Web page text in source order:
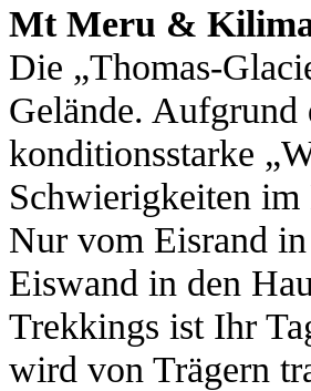
Mt Meru &
Die „Thomas-
Gelände. Aufgrund
konditionsstarke
Schwierigkeiten im
Nur vom Eisrand
Eiswand in den
Trekkings ist Ihr
wird von Trägern